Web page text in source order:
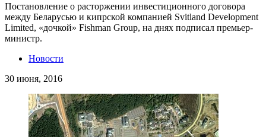
Постановление о расторжении инвестиционного договора
между Беларусью и кипрской компанией Svitland Development
Limited, «дочкой» Fishman Group, на днях подписал премьер-
министр.
Новости
30 июня, 2016